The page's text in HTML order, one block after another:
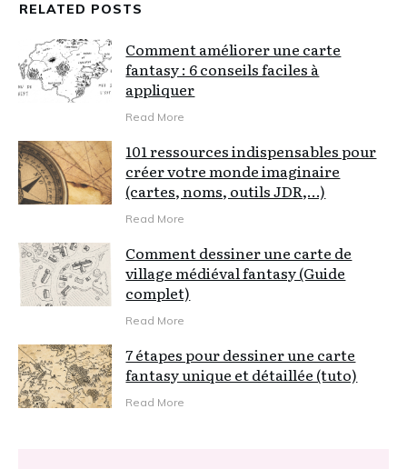
RELATED POSTS
Comment améliorer une carte
fantasy : 6 conseils faciles à
appliquer
Read More
101 ressources indispensables pour
créer votre monde imaginaire
(cartes, noms, outils JDR,…)
Read More
Comment dessiner une carte de
village médiéval fantasy (Guide
complet)
Read More
7 étapes pour dessiner une carte
fantasy unique et détaillée (tuto)
Read More